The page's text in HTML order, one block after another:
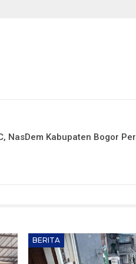
NasDem Kabupaten Bogor
BERITA